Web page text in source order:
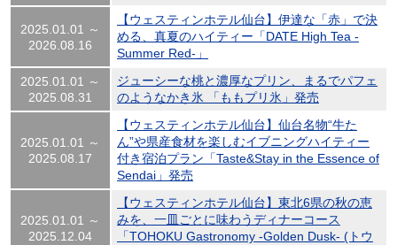
2025.01.01 ～
2026.08.16
【ウェスティンホテル仙台】伊達な「赤」で決
める、真夏のハイティー「DATE High Tea -
Summer Red-」
2025.01.01 ～
2025.08.31
ジューシーな桃と濃厚なプリン、まるでパフェ
のようなかき氷 「ももプリ氷」発売
2025.01.01 ～
2025.08.17
【ウェスティンホテル仙台】仙台名物“牛た
ん”や県産食材を楽しむイブニングハイティー
付き宿泊プラン「Taste&Stay in the Essence of
Sendai」発売
2025.01.01 ～
2025.12.04
【ウェスティンホテル仙台】東北6県の秋の恵
みを、一皿ごとに味わうディナーコース
「TOHOKU Gastronomy -Golden Dusk- (トウ